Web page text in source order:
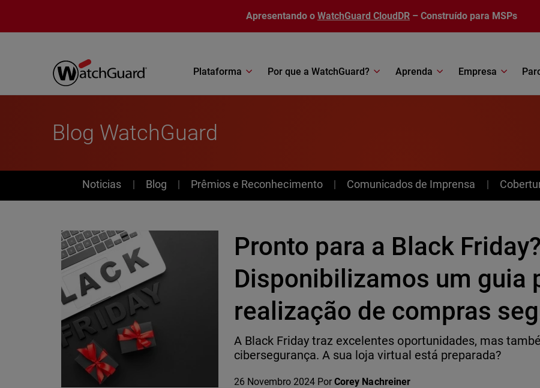
Apresentando o WatchGuard CloudDR – Construído para MSPs
Plataforma Por que a WatchGuard? Aprenda Empresa
Blog WatchGuard
News
Noticias Blog Prêmios e Reconhecimento Comunicados de Imprensa
Pronto para a Black Friday?
Disponibilizamos um guia
realização de compras
A Black Friday traz excelentes oportunidades, mas
cibersegurança. A sua loja virtual está preparada?
26 Novembro 2024 PorCorey Nachreiner